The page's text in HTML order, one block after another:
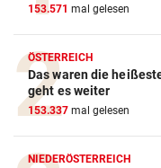
153.571 mal gelesen
ÖSTERREICH
Das waren die
geht es weiter
153.337 mal gelesen
NIEDERÖSTERREICH
ZUM VERGLEICH
Crosstrainer Vergleich
ZUM VERGLEICH
E-Bike Vergleich
ZUM VERGLEICH